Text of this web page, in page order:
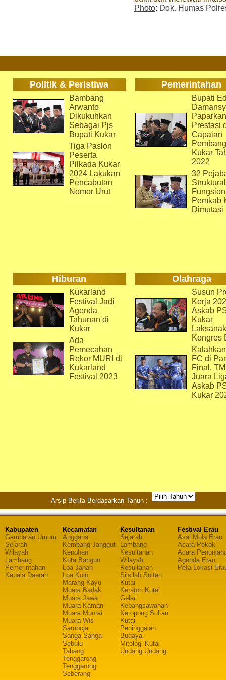
Photo: Dok. Humas
Politik & Peristiwa Pemerintahan
Bambang
Arwanto
Dikukuhkan
Sebagai Pjs
Bupati Kukar
Tiga Paslon
Peserta
Pilkada Kukar
2024 Lakukan
Pencabutan
Nomor Urut
Bupati
Paparkan
Prestasi
Capaian
Kukar
2022
32
Pemkab
Dimutasi
Hiburan Olahraga
Kukarland
Festival Jadi
Agenda
Tahunan di
Kukar
Ada
Pemecahan
Rekor MURI di
Kukarland
Festival 2023
Susun
Kerja
Askab
Kukar
Kongres
FC di
Final,
Juara
Askab
Kukar
Arsip Berita Berdasarkan Tahun :
Kabupaten
Gambaran Umum
Sejarah
Wilayah
Lambang
Pemerintahan
Kepala Daerah
Kecamatan
Anggana
Kembang Janggut
Kenohan
Kota Bangun
Loa Janan
Loa Kulu
Marang Kayu
Muara Badak
Muara Jawa
Muara Kaman
Muara Muntai
Muara Wis
Samboja
Sanga-Sanga
Sebulu
Tabang
Tenggarong
Tenggarong
Seberang
Kesultanan
Sejarah
Lambang
Kesultanan
Wilayah
Kesultanan
Silsilah Sultan
Kutai
Keraton Kutai
Gelar
Kebangsawanan
Ketopong Sultan
Kutai
Peninggalan
Budaya
Mitologi Kutai
Undang Undang
Festival Erau
Asal Mula Erau
Acara Pokok
Acara
Agenda Erau
Peta Lokasi